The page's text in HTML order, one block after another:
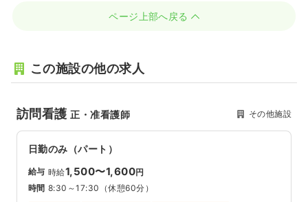
ページ上部へ戻る
この施設の他の求人
訪問看護正・准看護師 その他施設
日勤のみ（パート）
給与 時給1,500〜1,600円
時間 8:30～17:30 （休憩60分）